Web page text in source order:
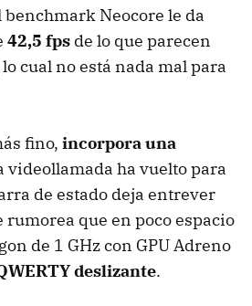
benchmark Neocore le da
42,5 fps de lo que parecen
cual no está nada mal para
fino, incorpora una
videollamada ha vuelto para
de estado deja entrever
rumorea que en poco espacio
de 1 GHz con GPUAdreno
deslizante.